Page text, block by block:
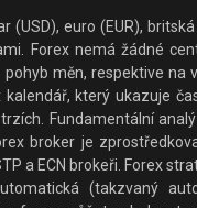
(USD), euro (EUR),
Forex nemá žádné
měn, respektive
který ukazuje
Fundamentální
broker je
a ECN brokeři. Forex
(takzvaný